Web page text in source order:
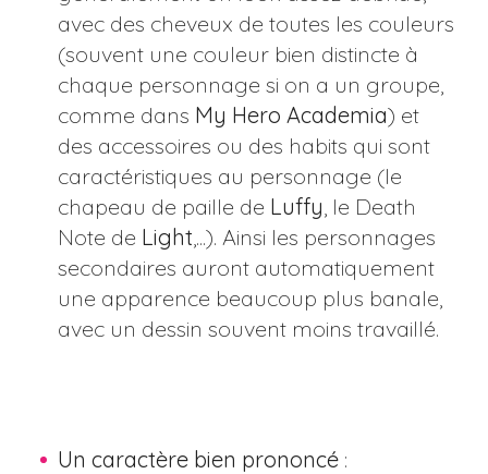
avec des cheveux de toutes les couleurs
(souvent une couleur bien distincte à
chaque personnage si on a un groupe,
comme dans My Hero Academia) et
des accessoires ou des habits qui sont
caractéristiques au personnage (le
chapeau de paille de Luffy , le Death
Note de Light ,...). Ainsi les personnages
secondaires auront automatiquement
une apparence beaucoup plus banale,
avec un dessin souvent moins travaillé.
Un caractère bien prononcé: